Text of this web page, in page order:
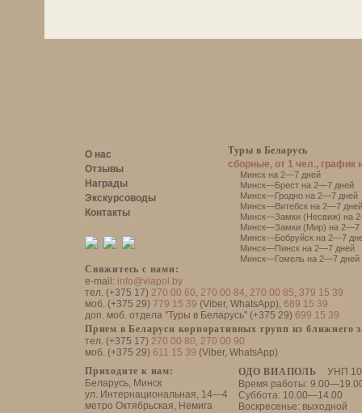
О нас
Отзывы
Награды
Экскурсоводы
Контакты
Свяжитесь с нами:
e-mail: info@viapol.by
тел. (+375 17) 270 00 60, 270 00 84, 270 00 85, 379 15 39
моб. (+375 29) 779 15 39 (Viber, WhatsApp), 689 15 39
доп. моб. отдела "Туры в Беларусь" (+375 29) 699 15 39
Прием в Беларуси корпоративных групп из ближнего
тел. (+375 17) 270 00 80, 270 00 90
моб. (+375 29) 611 15 39 (Viber, WhatsApp)
ОДО ВИАПОЛЬ
УНП
Время работы:
Суббота: 10.00—14.00
Воскресенье: выходной
Приходите к нам:
Беларусь, Минск
ул. Интернациональная, 14—4
метро Октябрьская, Немига
Туры в Беларусь
сборные, от 1 чел., график
Минск на 2—7 дней
Минск—Брест на 2—7 дней
Минск—Гродно на 2—7 дней
Минск—Витебск на 2—7 дней
Минск—Замки (Несвиж) на
Минск—Замки (Мир) на 2—7
Минск—Бобруйск на 2—7
Минск—Пинск на 2—7 дней
Минск—Гомель на 2—7 дней